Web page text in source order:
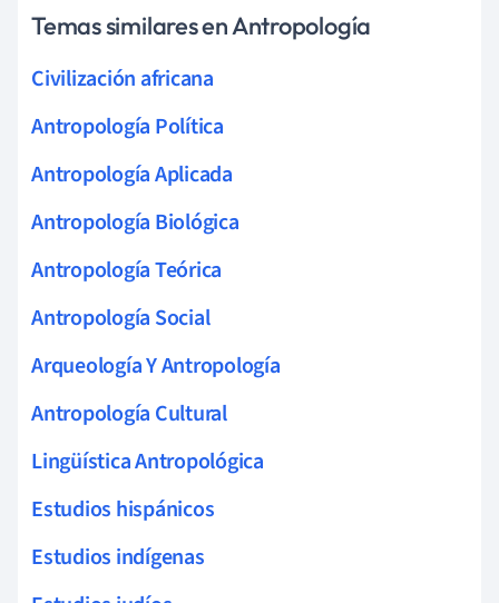
Temas similares en Antropología
Civilización africana
Antropología Política
Antropología Aplicada
Antropología Biológica
Antropología Teórica
Antropología Social
Arqueología Y Antropología
Antropología Cultural
Lingüística Antropológica
Estudios hispánicos
Estudios indígenas